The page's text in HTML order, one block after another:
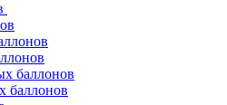
баллонов
баллонов